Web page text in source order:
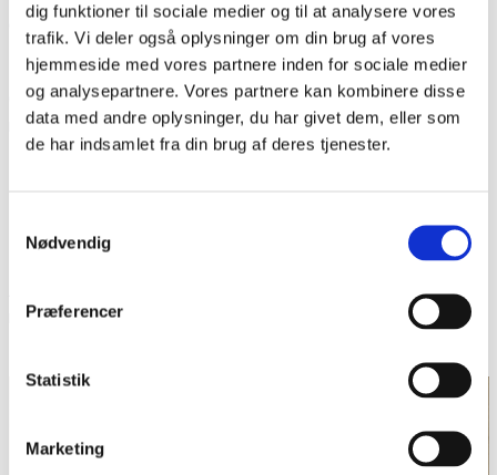
dig funktioner til sociale medier og til at analysere vores
trafik. Vi deler også oplysninger om din brug af vores
hjemmeside med vores partnere inden for sociale medier
og analysepartnere. Vores partnere kan kombinere disse
data med andre oplysninger, du har givet dem, eller som
de har indsamlet fra din brug af deres tjenester.
Nødvendig
Præferencer
Statistik
Marketing
(1)Gustav Johannsenvar medstifter og chefredaktør af
Flensborg Avis
og blev senere rigsdagsmand.
(2)Chr. F. Monradvar forkæmper for det danske sprog og var
medgrundlægger afFlensborg Avis.
Quellen zur Geschichte der deutsch-dänischen Grenzregion
III. Der
nationale Gegensatz /De nationale modsætninger 1864-1914.